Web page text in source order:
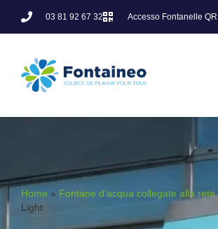
03 81 92 67 32 Accesso Fontanelle
Home » Fontane d'acqua collegate alla rete
Light